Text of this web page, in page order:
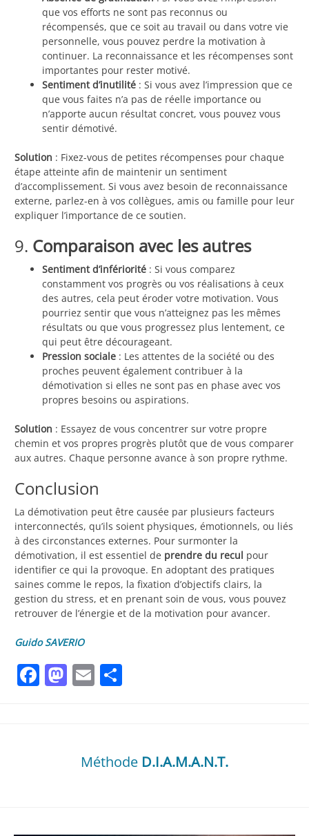
que vos efforts ne sont pas reconnus ou
récompensés, que ce soit au travail ou dans votre vie
personnelle, vous pouvez perdre la motivation à
continuer. La reconnaissance et les récompenses sont
importantes pour rester motivé.
Sentiment d’inutilité : Si vous avez l’impression que ce
que vous faites n’a pas de réelle importance ou
n’apporte aucun résultat concret, vous pouvez vous
sentir démotivé.
Solution : Fixez-vous de petites récompenses pour chaque
étape atteinte afin de maintenir un sentiment
d’accomplissement. Si vous avez besoin de reconnaissance
externe, parlez-en à vos collègues, amis ou famille pour leur
expliquer l’importance de ce soutien.
9. Comparaison avec les autres
Sentiment d’infériorité : Si vous comparez
constamment vos progrès ou vos réalisations à ceux
des autres, cela peut éroder votre motivation. Vous
pourriez sentir que vous n’atteignez pas les mêmes
résultats ou que vous progressez plus lentement, ce
qui peut être décourageant.
Pression sociale : Les attentes de la société ou des
proches peuvent également contribuer à la
démotivation si elles ne sont pas en phase avec vos
propres besoins ou aspirations.
Solution : Essayez de vous concentrer sur votre propre
chemin et vos propres progrès plutôt que de vous comparer
aux autres. Chaque personne avance à son propre rythme.
Conclusion
La démotivation peut être causée par plusieurs facteurs
interconnectés, qu’ils soient physiques, émotionnels, ou liés
à des circonstances externes. Pour surmonter la
démotivation, il est essentiel de prendre du recul pour
identifier ce qui la provoque. En adoptant des pratiques
saines comme le repos, la fixation d’objectifs clairs, la
gestion du stress, et en prenant soin de vous, vous pouvez
retrouver de l’énergie et de la motivation pour avancer.
Guido SAVERIO
Facebook
Mastodon
Email
Méthode D.I.A.M.A.N.T.